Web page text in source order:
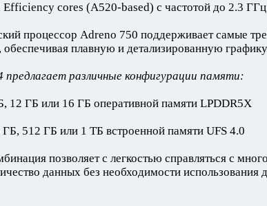
Efficiency cores (A520-based) с частотой до 2.3 ГГц
процессор Adreno 750 поддерживает самые
плавную и детализированную
предлагает различные конфигурации памяти:
12 ГБ или 16 ГБ оперативной памяти LPDDR5X
ГБ, 512 ГБ или 1 ТБ встроенной памяти UFS 4.0
позволяет с легкостью справляться с
данных без необходимости использования